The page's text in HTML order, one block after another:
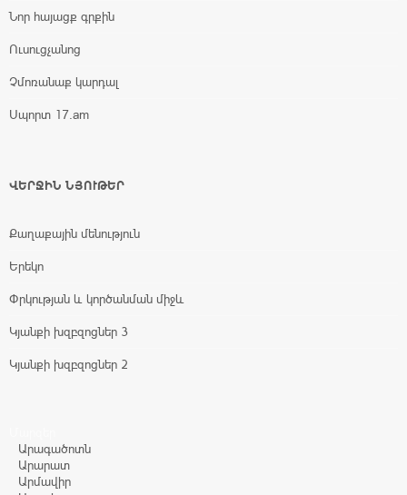
Նոր հայացք գրքին
Ուսուցչանոց
Չմոռանաք կարդալ
Սպորտ 17.am
ՎԵՐՋԻՆ ՆՅՈՒԹԵՐ
Քաղաքային մենություն
Երեկո
Փրկության և կործանման միջև
Կյանքի խզբզոցներ 3
Կյանքի խզբզոցներ 2
Արագածոտն
Արարատ
Արմավիր